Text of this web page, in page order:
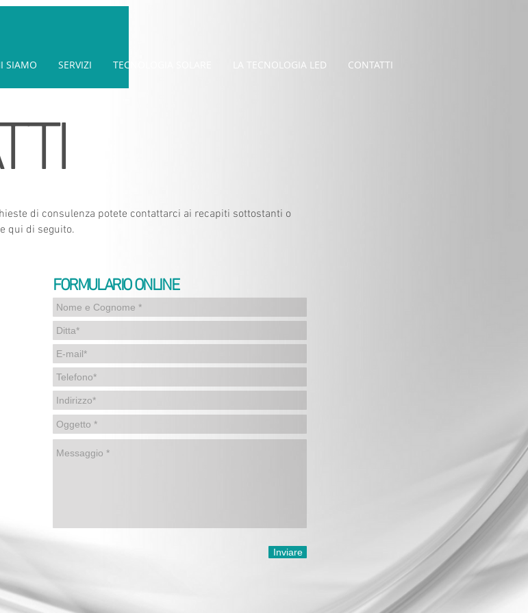
SIAMO SERVIZI TECNOLOGIA SOLARE LA TECNOLOGIA LED CONTATTI
di consulenza potete contattarci ai recapiti sottostanti o
qui di seguito.
FORMULARIO ONLINE
Inviare